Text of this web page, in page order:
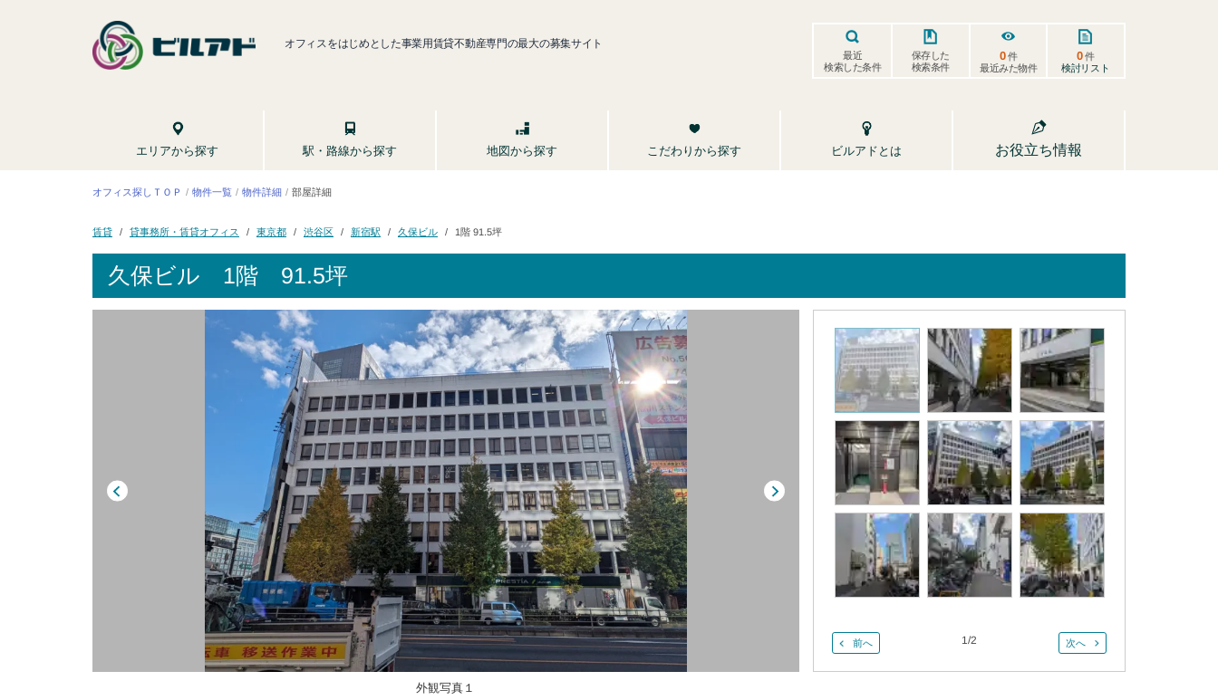
オフィスをはじめとした事業用賃貸不動産専門の最大の募集サイト
最近
検索した条件
保存した
検索条件
0件
最近みた物件
0件
検討リスト
エリアから探す 駅・路線から探す 地図から探す こだわりから探す ビルアドとは お役立ち情報
オフィス探しＴＯＰ 物件一覧 物件詳細 部屋詳細
賃貸 貸事務所・賃貸オフィス 東京都 渋谷区 新宿駅 久保ビル 1階 91.5坪
久保ビル 1階 91.5坪
外観写真１
前へ 1/2 次へ